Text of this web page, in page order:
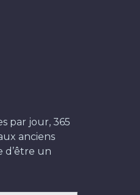
par jour, 365
anciens
d’être un